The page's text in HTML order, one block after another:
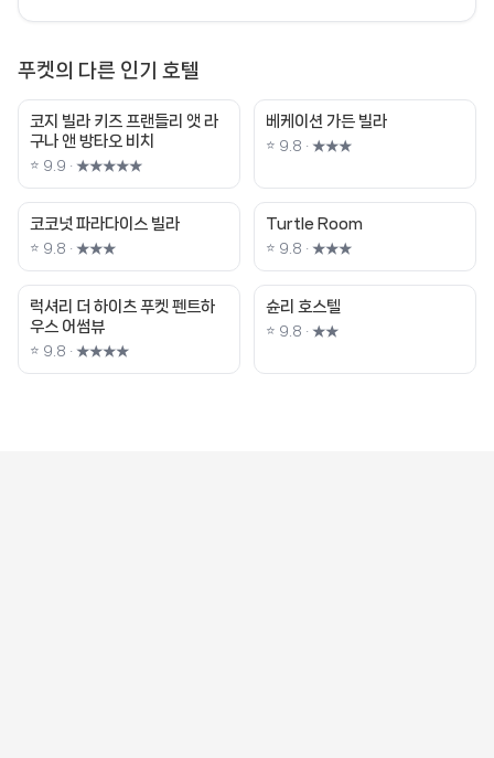
푸켓의 다른 인기 호텔
코지 빌라 키즈 프랜들리 앳 라
구나 앤 방타오 비치
⭐ 9.9 · ★★★★★
베케이션 가든 빌라
⭐ 9.8 · ★★★
코코넛 파라다이스 빌라
⭐ 9.8 · ★★★
Turtle Room
⭐ 9.8 · ★★★
럭셔리 더 하이츠 푸켓 펜트하
우스 어썸뷰
⭐ 9.8 · ★★★★
슌리 호스텔
⭐ 9.8 · ★★